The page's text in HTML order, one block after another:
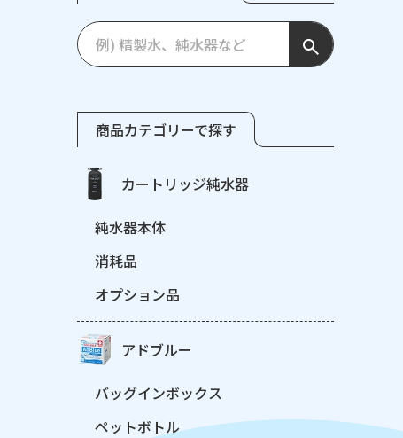
商品カテゴリーで探す
カートリッジ純水器
純水器本体
消耗品
オプション品
アドブルー
バッグインボックス
ペットボトル